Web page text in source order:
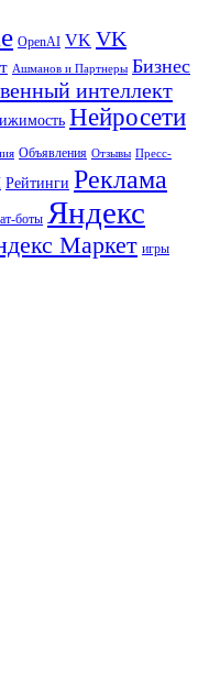
OpenAI VK VK
Ашманов и Партнеры Бизнес
интеллект
Нейросети
Объявления Отзывы Пресс-
Рейтинги Реклама
боты Яндекс
Маркет игры